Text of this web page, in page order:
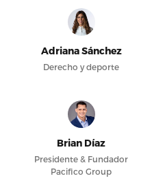
Adriana Sánchez
Derecho y deporte
Brian Díaz
Presidente & Fundador
Pacifico Group